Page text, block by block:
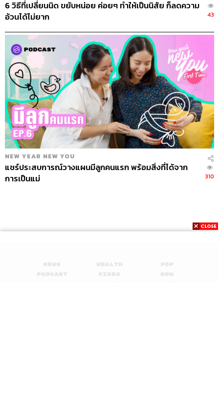
selfimprovement
ปณิธานปีใหม่
Podcast
ปีใหม่
421
ABOUT THE HOST
ทีมงาน THE STANDARD PODCAST
6 วิธีที่เปลี่ยนนิด ขยับหน่อย ค่อยๆ ทำให้เป็นนิสัย ก็ลดความ
อ้วนได้ไม่ยาก
43
NEW YEAR NEW YOU
แชร์ประสบการณ์วางแผนมีลูกคนแรก พร้อมสิ่งที่ได้จาก
การเป็นแม่
310